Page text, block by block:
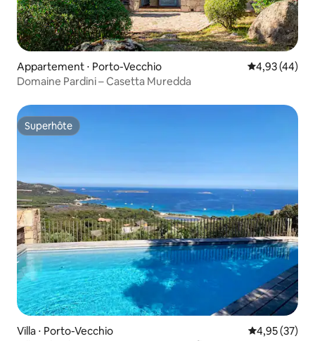
Appartement ⋅ Porto-Vecchio Évaluation
4,93 (44)
Domaine Pardini – Casetta Muredda
Superhôte
Superhôte
Villa ⋅ Porto-Vecchio Évaluation
4,95 (37)